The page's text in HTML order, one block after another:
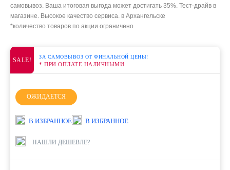
самовывоз. Ваша итоговая выгода может достигать 35%. Тест-драйв в
магазине. Высокое качество сервиса. в Архангельске
*количество товаров по акции ограничено
SALE! ЗА САМОВЫВОЗ ОТ ФИНАЛЬНОЙ ЦЕНЫ!
* ПРИ ОПЛАТЕ НАЛИЧНЫМИ
ОЖИДАЕТСЯ
В ИЗБРАННОЕ В ИЗБРАННОЕ
НАШЛИ ДЕШЕВЛЕ?